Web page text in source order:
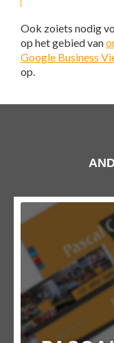
Ook zoiets nodig
op het gebied van
Google Business
op.